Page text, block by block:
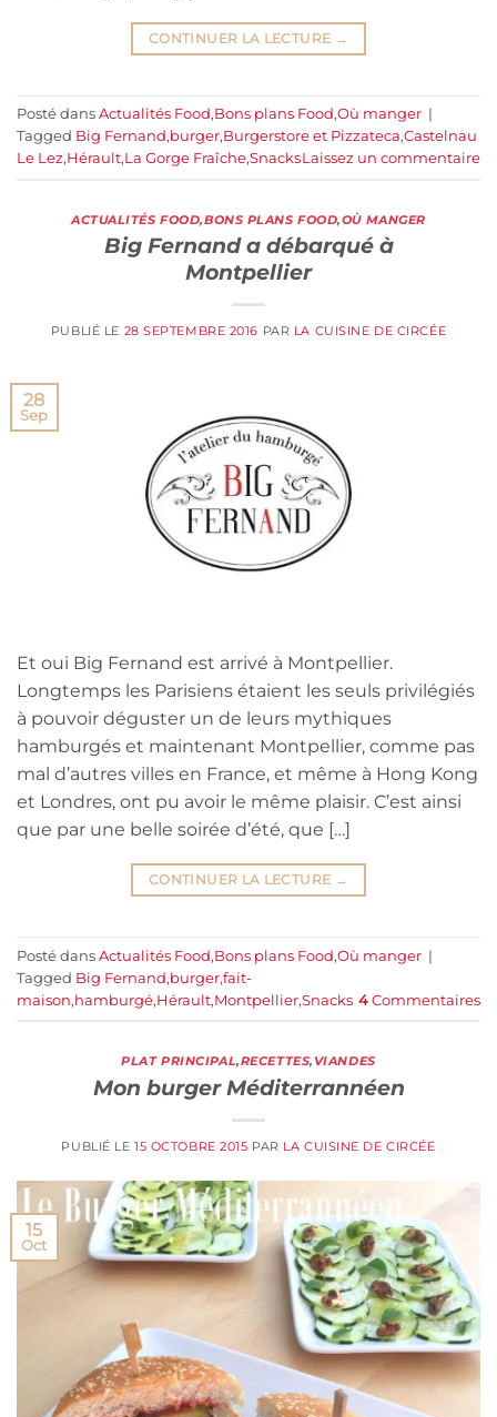
CONTINUER LA LECTURE →
Posté dans Actualités Food,Bons plans Food,Où manger |
Tagged Big Fernand,burger,Burgerstore et Pizzateca,Castelnau
Le Lez,Hérault,La Gorge Fraîche,SnacksLaissez un commentaire
ACTUALITÉS FOOD,BONS PLANS FOOD,OÙ MANGER
Big Fernand a débarqué à
Montpellier
PUBLIÉ LE 28 SEPTEMBRE 2016 PAR LA CUISINE DE CIRCÉE
28
Sep
Et oui Big Fernand est arrivé à Montpellier.
Longtemps les Parisiens étaient les seuls privilégiés
à pouvoir déguster un de leurs mythiques
hamburgés et maintenant Montpellier, comme pas
mal d’autres villes en France, et même à Hong Kong
et Londres, ont pu avoir le même plaisir. C’est ainsi
que par une belle soirée d’été, que […]
CONTINUER LA LECTURE →
Posté dans Actualités Food,Bons plans Food,Où manger |
Tagged Big Fernand,burger,fait-
maison,hamburgé,Hérault,Montpellier,Snacks 4 Commentaires
PLAT PRINCIPAL,RECETTES, VIANDES
Mon burger Méditerrannéen
PUBLIÉ LE15 OCTOBRE 2015 PAR LA CUISINE DE CIRCÉE
15
Oct